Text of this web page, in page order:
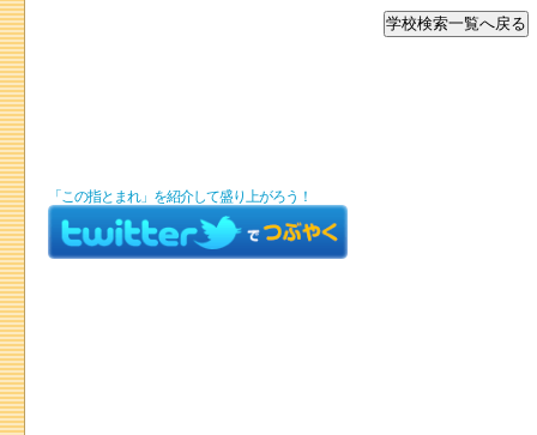
「この指とまれ」を紹介して盛り上がろう！